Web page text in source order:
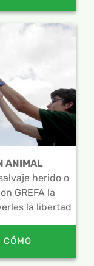
ANIMAL
herido o
GREFA la
la libertad
CÓMO